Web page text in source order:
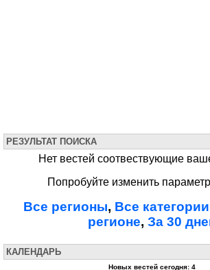
РЕЗУЛЬТАТ ПОИСКА
Нет вестей соотвествующие
Попробуйте изменить
Все регионы, Все
регионе, За 30
КАЛЕНДАРЬ
Новых вестей сегодня: 4